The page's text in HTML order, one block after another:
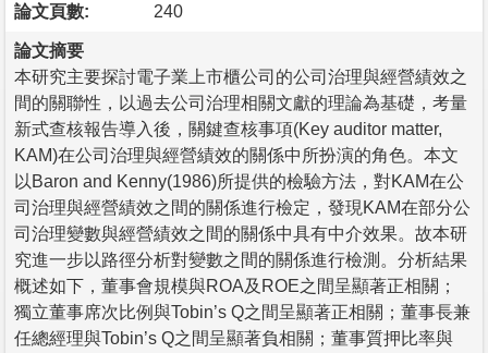
論文頁數: 240
論文摘要
本研究主要探討電子業上市櫃公司的公司治理與經營績效之
間的關聯性，以過去公司治理相關文獻的理論為基礎，考量
新式查核報告導入後，關鍵查核事項(Key auditor matter,
KAM)在公司治理與經營績效的關係中所扮演的角色。本文
以Baron and Kenny(1986)所提供的檢驗方法，對KAM在公
司治理與經營績效之間的關係進行檢定，發現KAM在部分公
司治理變數與經營績效之間的關係中具有中介效果。故本研
究進一步以路徑分析對變數之間的關係進行檢測。分析結果
概述如下，董事會規模與ROA及ROE之間呈顯著正相關；
獨立董事席次比例與Tobin’s Q之間呈顯著正相關；董事長兼
任總經理與Tobin’s Q之間呈顯著負相關；董事質押比率與